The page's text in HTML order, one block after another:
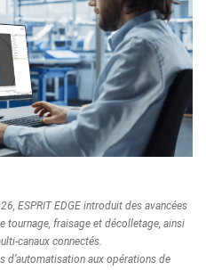
ESPRIT EDGE introduit des avancées
tournage, fraisage et décolletage, ainsi
canaux connectés.
d’automatisation aux opérations de